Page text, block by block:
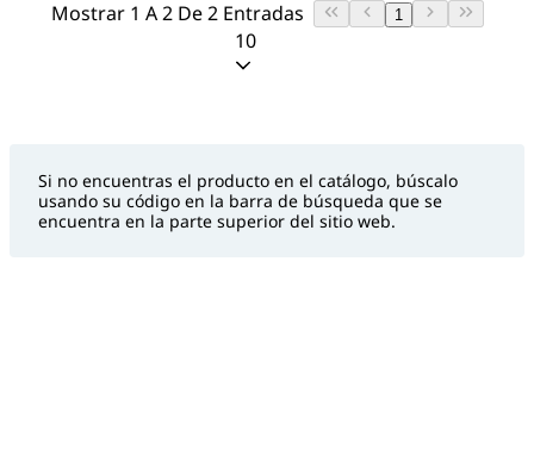
Mostrar 1 A 2 De 2 Entradas 1
10
Si no encuentras el producto en el catálogo, búscalo
usando su código en la barra de búsqueda que se
encuentra en la parte superior del sitio web.